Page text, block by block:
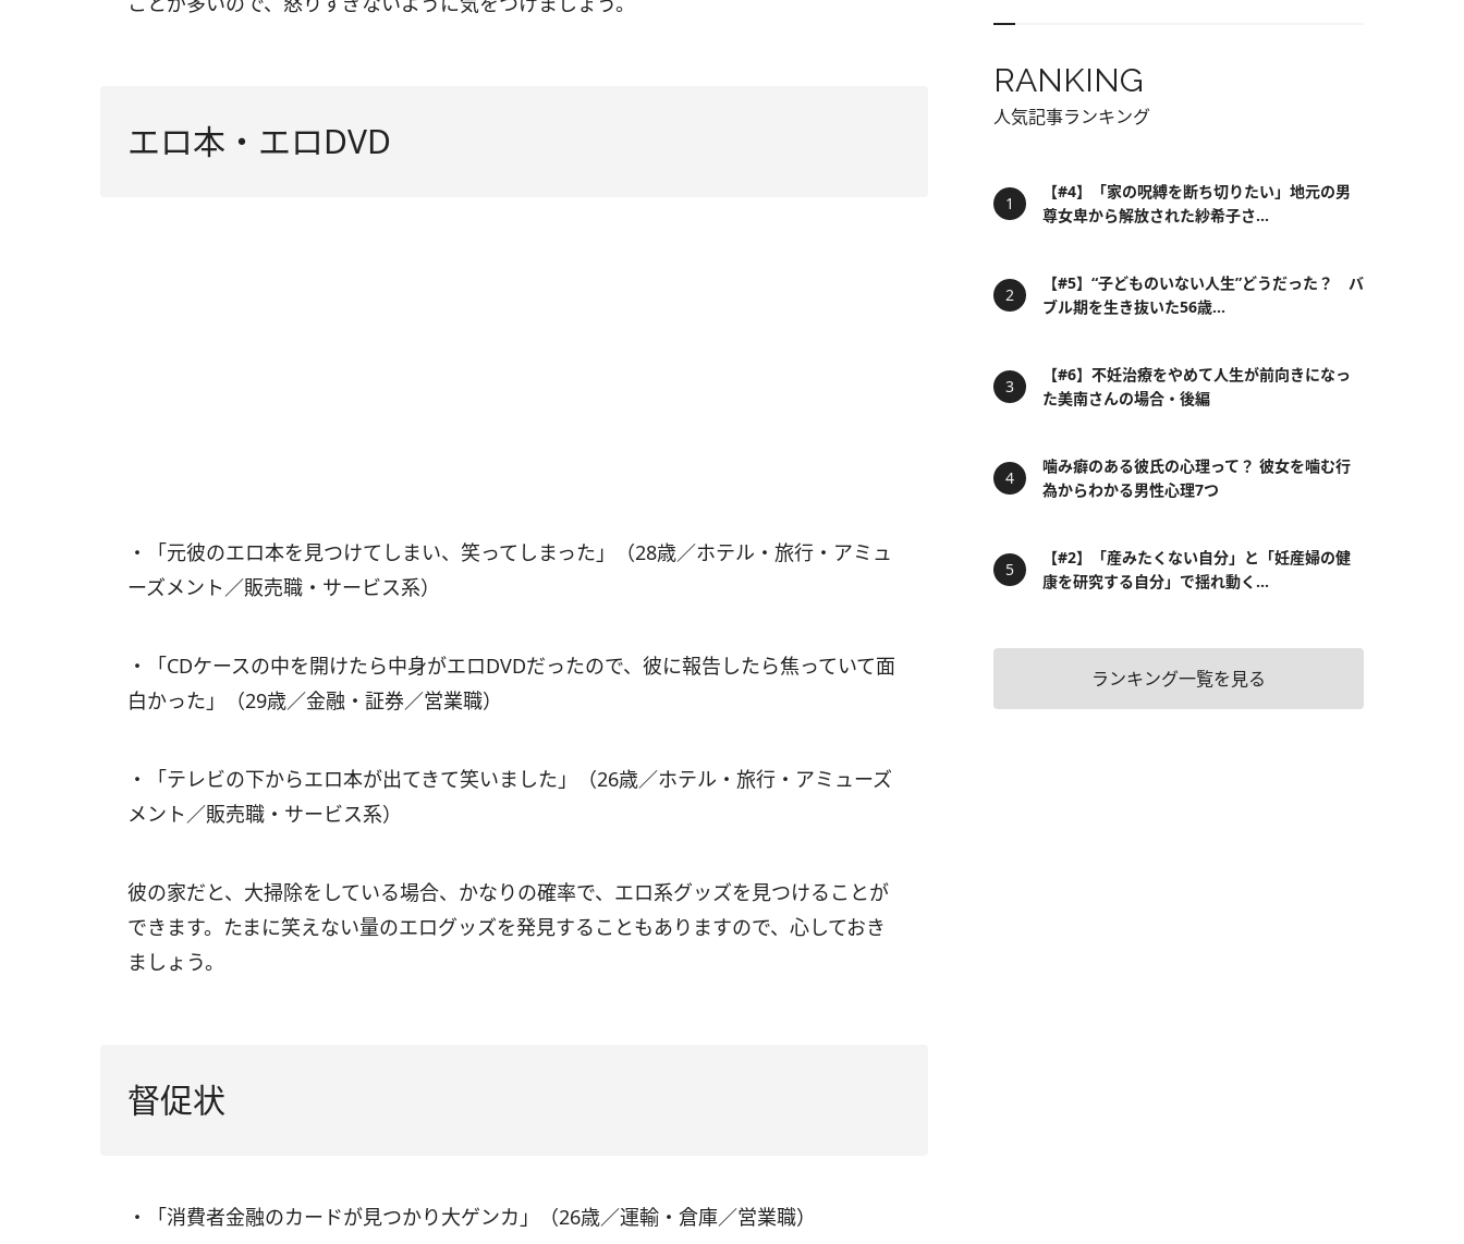
エロ本・エロDVD
・「元彼のエロ本を見つけてしまい、笑ってしまった」（28歳／ホテル・旅行・アミュ
ーズメント／販売職・サービス系）
・「CDケースの中を開けたら中身がエロDVDだったので、彼に報告したら焦っていて面
白かった」（29歳／金融・証券／営業職）
・「テレビの下からエロ本が出てきて笑いました」（26歳／ホテル・旅行・アミューズ
メント／販売職・サービス系）
彼の家だと、大掃除をしている場合、かなりの確率で、エロ系グッズを見つけることが
できます。たまに笑えない量のエログッズを発見することもありますので、心しておき
ましょう。
督促状
・「消費者金融のカードが見つかり大ゲンカ」（26歳／運輸・倉庫／営業職）
RANKING
人気記事ランキング
【#4】「家の呪縛を断ち切りたい」地元の男
尊女卑から解放された紗希子さ...
【#5】“子どものいない人生”どうだった？ バ
ブル期を生き抜いた56歳...
【#6】不妊治療をやめて人生が前向きになっ
た美南さんの場合・後編
噛み癖のある彼氏の心理って？ 彼女を噛む行
為からわかる男性心理7つ
【#2】「産みたくない自分」と「妊産婦の健
康を研究する自分」で揺れ動く...
ランキング一覧を見る